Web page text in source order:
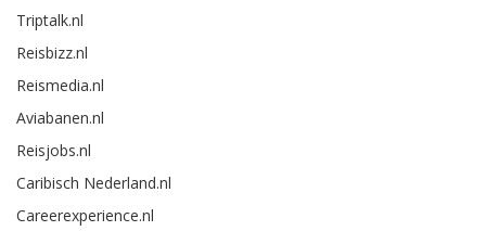
Triptalk.nl
Reisbizz.nl
Reismedia.nl
Aviabanen.nl
Reisjobs.nl
Caribisch Nederland.nl
Careerexperience.nl